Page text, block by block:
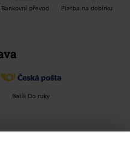
Bankovní převod Platba na dobírku
Balík Do ruky